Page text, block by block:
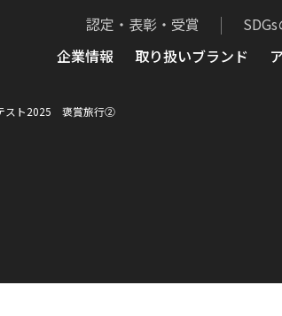
認定・表彰・受賞
企業情報
取り扱いブランド
スト2025 褒賞旅行②